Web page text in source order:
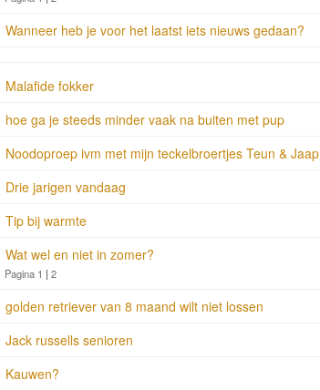
Wanneer heb je voor het laatst iets nieuws gedaan?
Malafide fokker
hoe ga je steeds minder vaak na buiten met pup
Noodoproep ivm met mijn teckelbroertjes Teun & Jaap
Drie jarigen vandaag
Tip bij warmte
Wat wel en niet in zomer?
Pagina 1 | 2
golden retriever van 8 maand wilt niet lossen
Jack russells senioren
Kauwen?